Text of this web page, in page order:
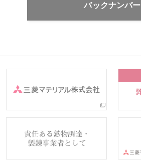
バックナンバー